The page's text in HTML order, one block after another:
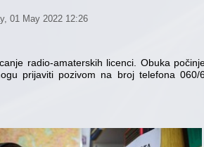
01 May 2022 12:26
radio-amaterskih licenci. Obuka
prijaviti pozivom na broj telefona